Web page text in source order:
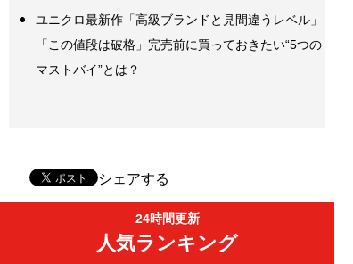
ユニクロ最新作「高級ブランドと見間違うレベル」
「この値段は破格」完売前に買っておきたい“5つの
マストバイ”とは？
シェアする
24時間更新
人気ランキング